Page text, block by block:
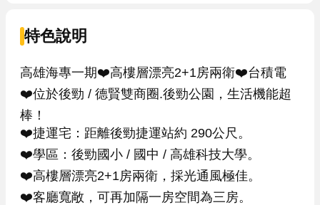
特色說明
高雄海專一期❤️高樓層漂亮2+1房兩衛❤️台積電
❤️位於後勁 / 德賢雙商圈.後勁公園，生活機能超
棒！
❤️捷運宅：距離後勁捷運站約 290公尺。
❤️學區：後勁國小 / 國中 / 高雄科技大學。
❤️高樓層漂亮2+1房兩衛，採光通風極佳。
❤️客廳寬敞，可再加隔一房空間為三房。